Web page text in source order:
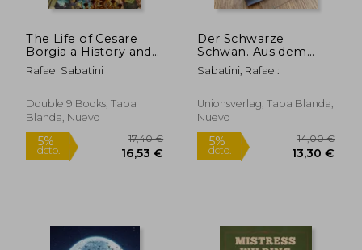
The Life of Cesare
Borgia a History and
Some Criticisms (en
Inglés)
Rafael Sabatini
Double 9 Books, Tapa
Blanda, Nuevo
Der Schwarze
Schwan. Aus dem
Engl. Von Curt
Thesing. (en Alemán)
Sabatini, Rafael:
Unionsverlag, Tapa Blanda,
Nuevo